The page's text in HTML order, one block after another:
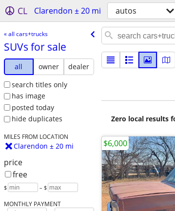
CL Clarendon ± 20 mi autos
« all cars+trucks
SUVs for sale
all owner
dealer
search titles only
has image
posted today
hide duplicates
MILES FROM LOCATION
Clarendon ± 20 mi
price
free
$ – $
MONTHLY PAYMENT
Zero local results
$6,000